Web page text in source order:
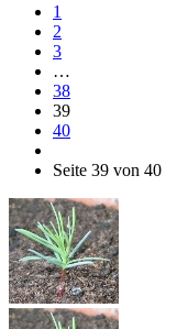
1
2
3
…
38
39
40
Seite 39 von 40